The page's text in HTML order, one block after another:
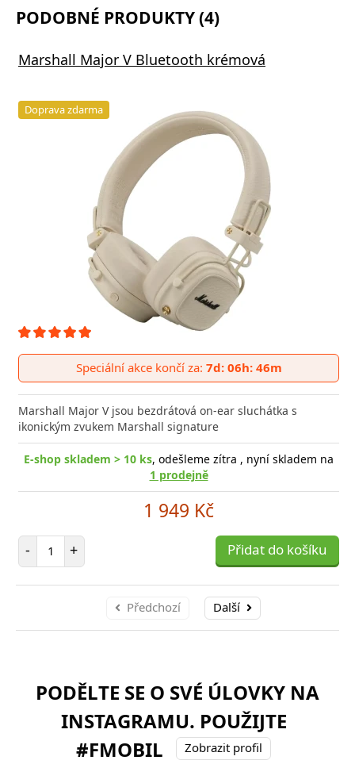
PODOBNÉ PRODUKTY (4)
Marshall Major V Bluetooth krémová
Doprava zdarma
Speciální akce končí za: 7d: 06h: 46m
Marshall Major V jsou bezdrátová on-ear sluchátka s
ikonickým zvukem Marshall signature
E-shop skladem > 10 ks, odešleme zítra , nyní skladem na
1 prodejně
1 949 Kč
- Počet položek
+ Přidat do košíku
Předchozí Další
PODĚLTE SE O SVÉ ÚLOVKY NA
INSTAGRAMU. POUŽIJTE
#FMOBIL
Zobrazit profil